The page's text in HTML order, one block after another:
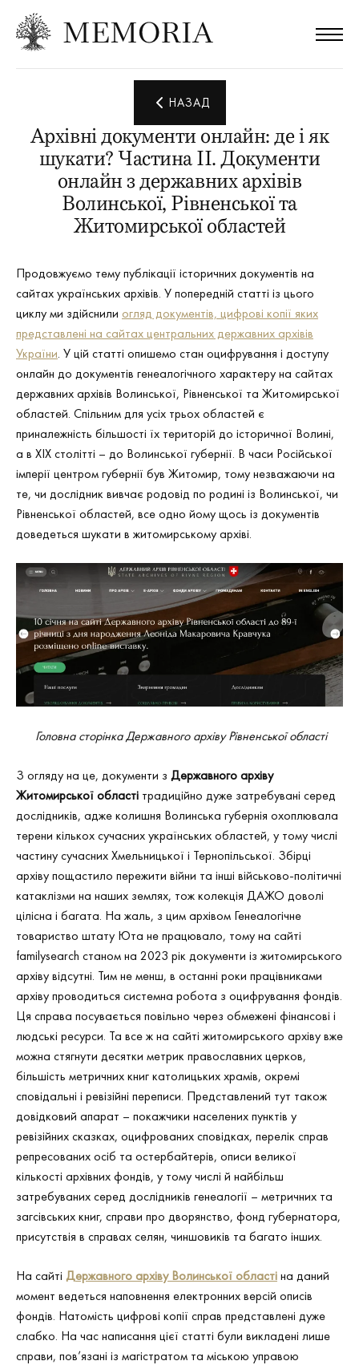
НАЗАД
Архівні документи онлайн: де і як
шукати? Частина ІІ. Документи
онлайн з державних архівів
Волинської, Рівненської та
Житомирської областей
Продовжуємо тему публікації історичних документів на
сайтах українських архівів. У попередній статті із цього
циклу ми здійснили огляд документів, цифрові копії яких
представлені на сайтах центральних державних архівів
України. У цій статті опишемо стан оцифрування і доступу
онлайн до документів генеалогічного характеру на сайтах
державних архівів Волинської, Рівненської та Житомирської
областей. Спільним для усіх трьох областей є
приналежність більшості їх територій до історичної Волині,
а в ХІХ столітті – до Волинської губернії. В часи Російської
імперії центром губернії був Житомир, тому незважаючи на
те, чи дослідник вивчає родовід по родині із Волинської, чи
Рівненської областей, все одно йому щось із документів
доведеться шукати в житомирському архіві.
Головна сторінка Державного архіву Рівненської області
З огляду на це, документи з Державного архіву
Житомирської області традиційно дуже затребувані серед
дослідників, адже колишня Волинська губернія охоплювала
терени кількох сучасних українських областей, у тому числі
частину сучасних Хмельницької і Тернопільської. Збірці
архіву пощастило пережити війни та інші військово-політичні
катаклізми на наших землях, тож колекція ДАЖО доволі
цілісна і багата. На жаль, з цим архівом Генеалогічне
товариство штату Юта не працювало, тому на сайті
familysearch станом на 2023 рік документи із житомирського
архіву відсутні. Тим не менш, в останні роки працівниками
архіву проводиться системна робота з оцифрування фондів.
Ця справа посувається повільно через обмежені фінансові і
людські ресурси. Та все ж на сайті житомирського архіву вже
можна стягнути десятки метрик православних церков,
більшість метричних книг католицьких храмів, окремі
сповідальні і ревізійні переписи. Представлений тут також
довідковий апарат – покажчики населених пунктів у
ревізійних сказках, оцифрованих сповідках, перелік справ
репресованих осіб та остербайтерів, описи великої
кількості архівних фондів, у тому числі й найбільш
затребуваних серед дослідників генеалогії – метричних та
загсівських книг, справи про дворянство, фонд губернатора,
присутствія в справах селян, чиншовиків та багато інших.
На сайті Державного архіву Волинської областіна даний
момент ведеться наповнення електронних версій описів
фондів. Натомість цифрові копії справ представлені дуже
слабко. На час написання цієї статті були викладені лише
справи, пов’язані із магістратом та міською управою